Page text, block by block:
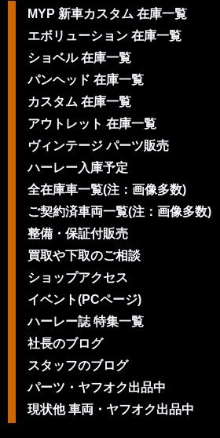
MYP 新車カスタム 在庫一覧
エボリューション 在庫一覧
ショベル 在庫一覧
パンヘッド 在庫一覧
カスタム 在庫一覧
アウトレット 在庫一覧
ヴィンテージ パーツ販売
ハーレー入庫予定
全在庫車一覧(注：画像多数)
ご契約済車両一覧(注：画像多数)
整備・保証付販売
買取や下取のご相談
ショップアクセス
イベント(PCページ)
ハーレー誌 特集一覧
社長のブログ
スタッフのブログ
パーツ・ヤフオク出品中
現状他 車両・ヤフオク出品中